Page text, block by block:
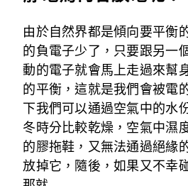
由於自然界都是傾向要平衡
的負電子少了，只要跟另一
動的電子就會馬上走過來幫
的平衡，這就是我們會被電
下我們可以通過空氣中的水
冬時分比較乾燥，空氣中濕
的膠拖鞋，又無法通過絕緣
放掉它，隨後，如果又不幸